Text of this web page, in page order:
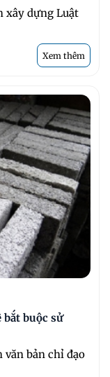
xây dựng Luật
Xem thêm
buộc sử
văn bản chỉ đạo